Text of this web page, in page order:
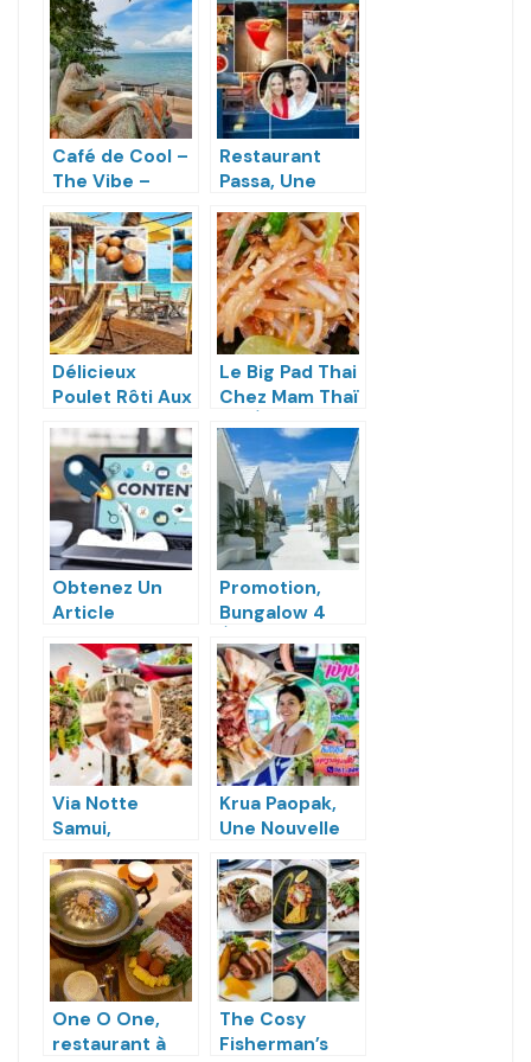
Café de Cool –
The Vibe –
Relax Samui
Restaurant
Passa, Une
Cuisine Fusion
Et Raffinée à
Maenam, Koh
Samui
Délicieux
Poulet Rôti Aux
Herbes – Hug
Samui Un
Pittoresque
Restaurant
Thaï De Plage
Le Big Pad Thai
Chez Mam Thaï
Est À 60 Bahts
Obtenez Un
Article
Rédactionnel
Sur Le Blog Ma
Vie À Samui
Promotion,
Bungalow 4
Étoiles A 30
Euros – So
KohKoon
Via Notte
Samui,
Restaurant &
Pizzeria Niçoise
à Chaweng,
Koh Samui
Krua Paopak,
Une Nouvelle
Cuisine Thaïe
Traditionnelle
Chaude et
Épicée
One O One,
restaurant à
The Cosy
Fisherman’s